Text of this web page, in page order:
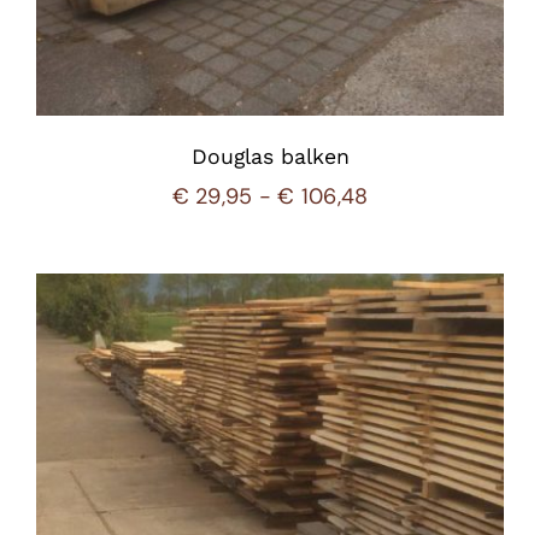
Douglas balken
€ 29,95 - € 106,48
tot
€ 106,48